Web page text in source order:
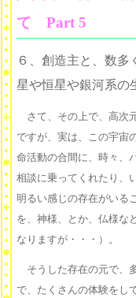
て Part 5
６、創造主と、数
星や恒星や銀河系の
さて、その上で、高次
ですが、実は、この宇宙
命活動の合間に、時々、
相談に乗ってくれたり、
明るい感じの存在がいる
を、神様、とか、仏様な
なりますが・・・）。
そうした存在の元で、
で、たくさんの体験をし